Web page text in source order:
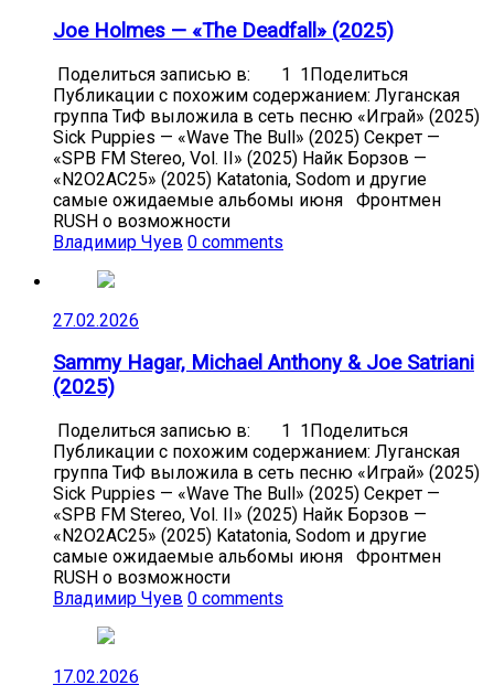
Joe Holmes — «The Deadfall» (2025)
Поделиться записью в: 1 1Поделиться
Публикации с похожим содержанием: Луганская
группа ТиФ выложила в сеть песню «Играй» (2025)
Sick Puppies — «Wave The Bull» (2025) Секрет —
«SPB FM Stereo, Vol. II» (2025) Найк Борзов —
«N2O2AC25» (2025) Katatonia, Sodom и другие
самые ожидаемые альбомы июня Фронтмен
RUSH о возможности
Владимир Чуев 0 comments
27.02.2026
Sammy Hagar, Michael Anthony & Joe Satriani
(2025)
Поделиться записью в: 1 1Поделиться
Публикации с похожим содержанием: Луганская
группа ТиФ выложила в сеть песню «Играй» (2025)
Sick Puppies — «Wave The Bull» (2025) Секрет —
«SPB FM Stereo, Vol. II» (2025) Найк Борзов —
«N2O2AC25» (2025) Katatonia, Sodom и другие
самые ожидаемые альбомы июня Фронтмен
RUSH о возможности
Владимир Чуев 0 comments
17.02.2026